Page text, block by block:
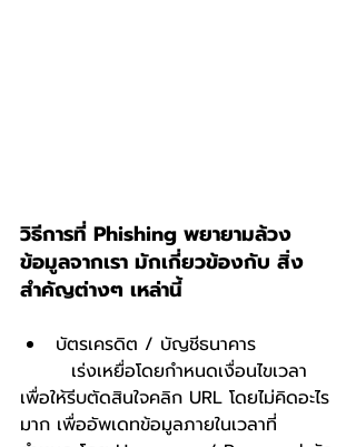
วิธีการที่ Phishing พยายามล้วง
ข้อมูลจากเรา มักเกี่ยวข้องกับ สิ่ง
สำคัญต่างๆ เหล่านี้
บัตรเครดิต / บัญชีธนาคาร
เพื่อให้รีบตัดสินใจคลิก URL โดยไม่คิดอะไร
มาก เพื่ออัพเดทข้อมูลภายในเวลาที่